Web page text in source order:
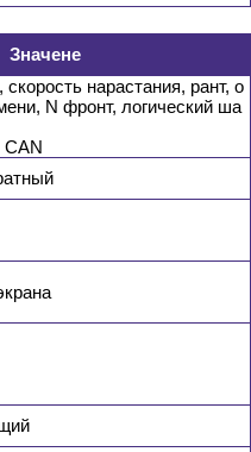
Значене
нарастания, рант, о
N фронт, логический ша
CAN